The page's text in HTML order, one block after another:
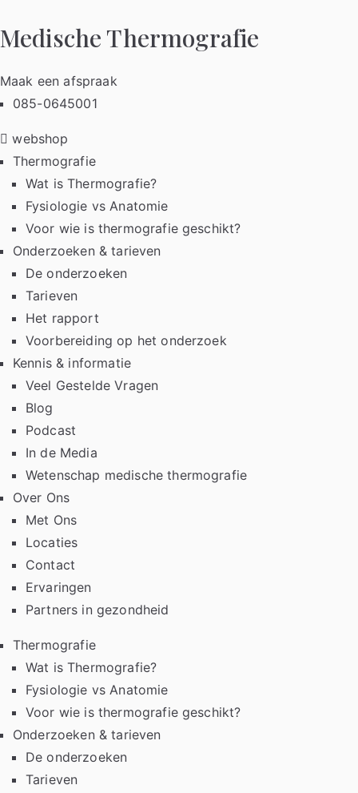
naar
inhoud
Medische Thermografie
Maak een afspraak
085-0645001
webshop
Thermografie
Wat is Thermografie?
Fysiologie vs Anatomie
Voor wie is thermografie geschikt?
Onderzoeken & tarieven
De onderzoeken
Tarieven
Het rapport
Voorbereiding op het onderzoek
Kennis & informatie
Veel Gestelde Vragen
Blog
Podcast
In de Media
Wetenschap medische thermografie
Over Ons
Met Ons
Locaties
Contact
Ervaringen
Partners in gezondheid
Thermografie
Wat is Thermografie?
Fysiologie vs Anatomie
Voor wie is thermografie geschikt?
Onderzoeken & tarieven
De onderzoeken
Tarieven